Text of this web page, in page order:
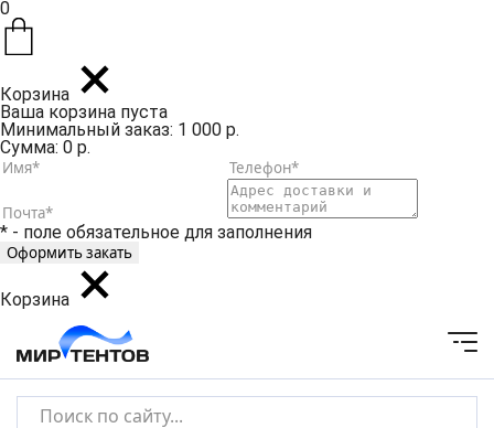
0
Корзина
Ваша корзина пуста
Минимальный заказ: 1 000 р.
Сумма: 0 р.
* - поле обязательное для заполнения
Корзина